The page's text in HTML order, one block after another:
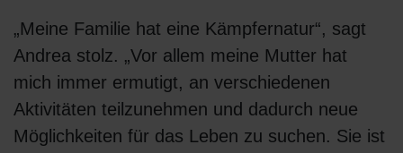
„Meine Familie hat eine Kämpfernatur“, sagt
Andrea stolz. „Vor allem meine Mutter hat
mich immer ermutigt, an verschiedenen
Aktivitäten teilzunehmen und dadurch neue
Möglichkeiten für das Leben zu suchen. Sie ist